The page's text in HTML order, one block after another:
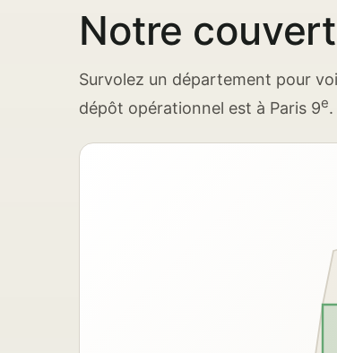
Notre
Survolez un département pour
dépôt opérationnel est à Paris 9e.